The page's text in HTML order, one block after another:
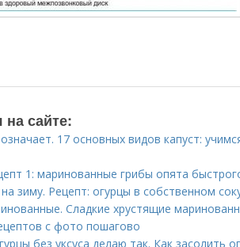
сайте:
17 основных видов капуст:
1: маринованные грибы опята
зиму. Рецепт: огурцы в собственном
Сладкие хрустящие
с фото пошагово
без уксуса делаю так. Как засолить